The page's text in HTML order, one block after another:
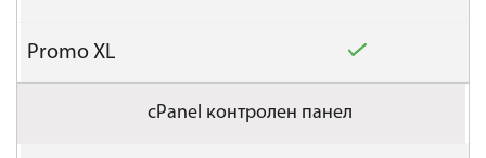
cPanel контролен панел